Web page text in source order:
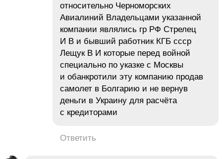
относительно Черноморских
Авиалиний Владельцами указанной
компании являлись гр РФ Стрелец
И В и бывший работник КГБ ссср
Лещук В И которые перед войной
специально по указке с Москвы
и обанкротили эту компанию продав
самолет в Болгарию и не вернув
деньги в Украину для расчёта
с кредиторами
Ответить